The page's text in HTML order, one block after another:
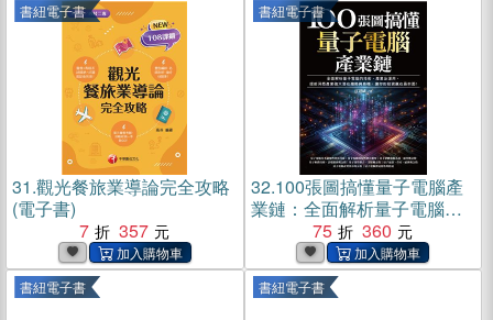
書紐電子書
31.觀光餐旅業導論完全攻略
(電子書)
7
357
書紐電子書
32.100張圖搞懂量子電腦產
業鏈：全面解析量子電腦的
技術、產業及運用，提前洞
悉產業強大潛在趨勢與商
機，讓你的投資贏在最前
面！(電子書)
75 360
書紐電子書 書紐電子書